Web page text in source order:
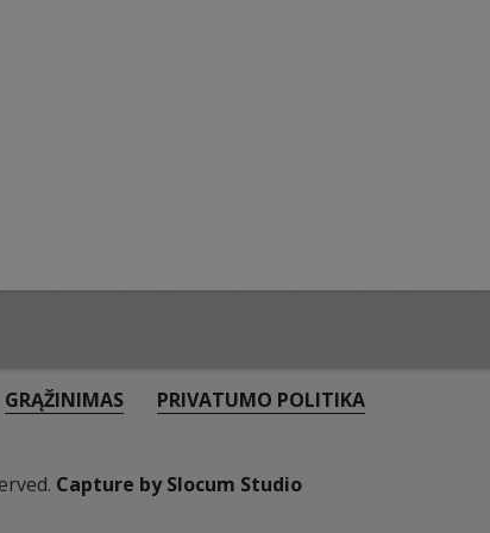
GRĄŽINIMAS PRIVATUMO POLITIKA
Capture by Slocum Studio